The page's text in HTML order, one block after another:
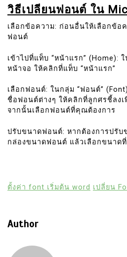
วิธีเปลียนฟอนต์ ใน
เลือกข้อความ: ก่อนอื่นให้เลือกข้อ
ฟอนต์
เข้าไปที่แท็บ “หน้าแรก” (Home):
หน้าจอ ให้คลิกที่แท็บ “หน้าแรก”
เลือกฟอนต์: ในกลุ่ม “ฟอนต์”
ชื่อฟอนต์ต่างๆ ให้คลิกที่ลูกศรชี้ลง
จากนั้นเลือกฟอนต์ที่คุณต้องการ
ปรับขนาดฟอนต์: หากต้องการปรั
กล่องขนาดฟอนต์ แล้วเลือกขนาด
ตั้งค่า font เริ่มต้น word เปลี่ยน
Author